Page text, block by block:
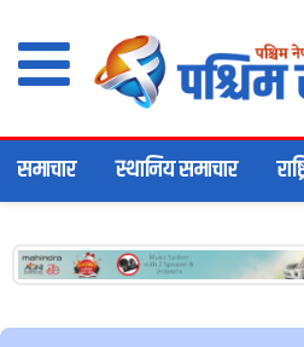
समाचार स्थानिय समाचार